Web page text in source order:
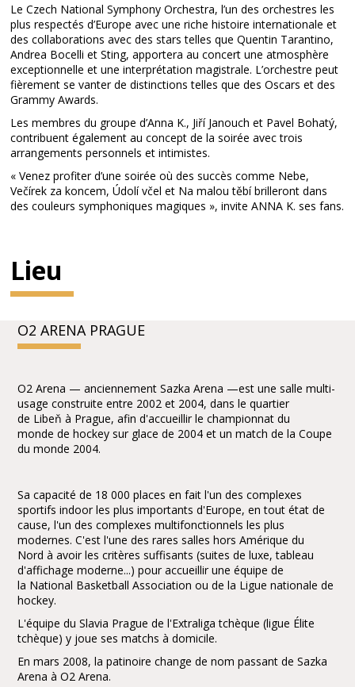
Le Czech National Symphony Orchestra, l’un des orchestres les
plus respectés d’Europe avec une riche histoire internationale et
des collaborations avec des stars telles que Quentin Tarantino,
Andrea Bocelli et Sting, apportera au concert une atmosphère
exceptionnelle et une interprétation magistrale. L’orchestre peut
fièrement se vanter de distinctions telles que des Oscars et des
Grammy Awards.
Les membres du groupe d’Anna K., Jiří Janouch et Pavel Bohatý,
contribuent également au concept de la soirée avec trois
arrangements personnels et intimistes.
« Venez profiter d’une soirée où des succès comme Nebe,
Večírek za koncem, Údolí včel et Na malou těbí brilleront dans
des couleurs symphoniques magiques », invite ANNA K. ses fans.
Lieu
O2 ARENA PRAGUE
O2 Arena — anciennement Sazka Arena —est une salle multi-
usage construite entre 2002 et 2004, dans le quartier
de Libeň à Prague, afin d'accueillir le championnat du
monde de hockey sur glace de 2004 et un match de la Coupe
du monde 2004.
Sa capacité de 18 000 places en fait l'un des complexes
sportifs indoor les plus importants d'Europe, en tout état de
cause, l'un des complexes multifonctionnels les plus
modernes. C'est l'une des rares salles hors Amérique du
Nord à avoir les critères suffisants (suites de luxe, tableau
d'affichage moderne...) pour accueillir une équipe de
la National Basketball Association ou de la Ligue nationale de
hockey.
L'équipe du Slavia Prague de l'Extraliga tchèque (ligue Élite
tchèque) y joue ses matchs à domicile.
En mars 2008, la patinoire change de nom passant de Sazka
Arena à O2 Arena.